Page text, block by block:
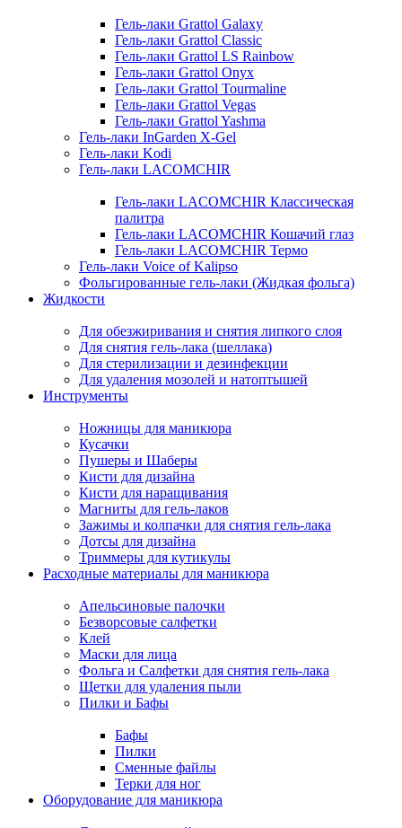
Гель-лаки Grattol Galaxy
Гель-лаки Grattol Classic
Гель-лаки Grattol LS Rainbow
Гель-лаки Grattol Onyx
Гель-лаки Grattol Tourmaline
Гель-лаки Grattol Vegas
Гель-лаки Grattol Yashma
Гель-лаки InGarden X-Gel
Гель-лаки Kodi
Гель-лаки LACOMCHIR
Гель-лаки LACOMCHIR Классическая
палитра
Гель-лаки LACOMCHIR Кошачий глаз
Гель-лаки LACOMCHIR Термо
Гель-лаки Voice of Kalipso
Фольгированные гель-лаки (Жидкая фольга)
Жидкости
Для обезжиривания и снятия липкого слоя
Для снятия гель-лака (шеллака)
Для стерилизации и дезинфекции
Для удаления мозолей и натоптышей
Инструменты
Ножницы для маникюра
Кусачки
Пушеры и Шаберы
Кисти для дизайна
Кисти для наращивания
Магниты для гель-лаков
Зажимы и колпачки для снятия гель-лака
Дотсы для дизайна
Триммеры для кутикулы
Расходные материалы для маникюра
Апельсиновые палочки
Безворсовые салфетки
Клей
Маски для лица
Фольга и Салфетки для снятия гель-лака
Щетки для удаления пыли
Пилки и Бафы
Бафы
Пилки
Сменные файлы
Терки для ног
Оборудование для маникюра